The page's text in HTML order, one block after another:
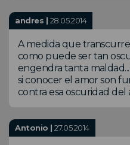
andres | 28.05.2014
A medida que
como puede ser tan
engendra tanta
si conocer el amor son
contra esa oscuridad del
Antonio |27.05.2014